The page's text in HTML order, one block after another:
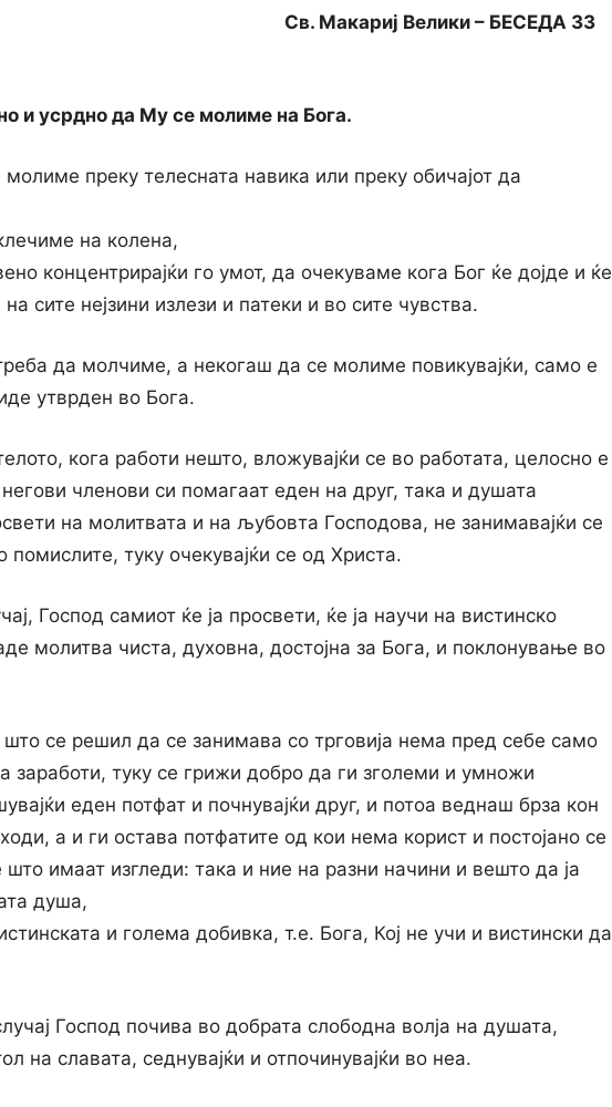
Св. Макариј Велики – БЕСЕДА 33
и усрдно да Му се молиме на Бога.
преку телесната навика или преку обичајот да
на колена,
концентрирајќи го умот, да очекуваме кога Бог ќе дојде и ќе
сите нејзини излези и патеки и во сите чувства.
да молчиме, а некогаш да се молиме повикувајќи, само е
утврден во Бога.
кога работи нешто, вложувајќи се во работата, целосно е
членови си помагаат еден на друг, така и душата
на молитвата и на љубовта Господова, не занимавајќи се
помислите, туку очекувајќи се од Христа.
Господ самиот ќе ја просвети, ќе ја научи на вистинско
молитва чиста, духовна, достојна за Бога, и поклонување во
што се решил да се занимава со трговија нема пред себе само
заработи, туку се грижи добро да ги зголеми и умножи
еден потфат и почнувајќи друг, и потоа веднаш брза кон
а и ги остава потфатите од кои нема корист и постојано се
што имаат изгледи: така и ние на разни начини и вешто да ја
душа,
и голема добивка, т.е. Бога, Кој не учи и вистински да
Господ почива во добрата слободна волја на душата,
на славата, седнувајќи и отпочинувајќи во неа.